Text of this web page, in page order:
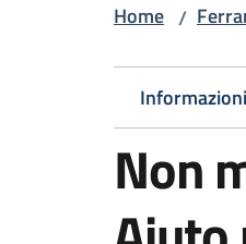
Home /
Non